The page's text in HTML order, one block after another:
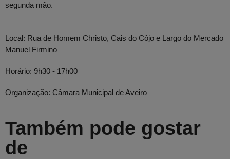
segunda mão.
Local: Rua de Homem Christo, Cais do Côjo e Largo do Mercado
Manuel Firmino
Horário: 9h30 - 17h00
Organização: Câmara Municipal de Aveiro
Também pode gostar
de